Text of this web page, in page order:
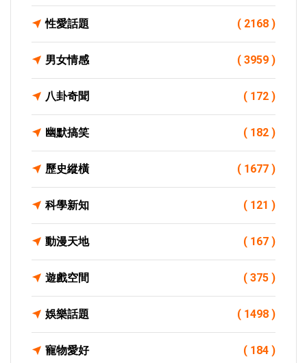
性愛話題 ( 2168 )
男女情感 ( 3959 )
八卦奇聞 ( 172 )
幽默搞笑 ( 182 )
歷史縱橫 ( 1677 )
科學新知 ( 121 )
動漫天地 ( 167 )
遊戲空間 ( 375 )
娛樂話題 ( 1498 )
寵物愛好 ( 184 )